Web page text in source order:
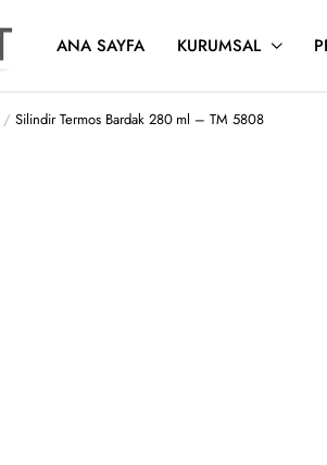
ANA SAYFA KURUMSAL
Silindir Termos Bardak 280 ml – TM 5808